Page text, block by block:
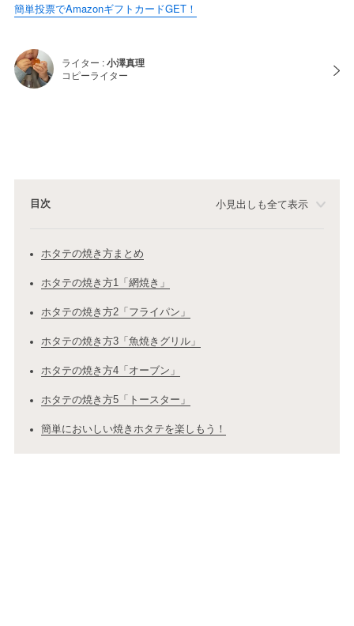
簡単投票でAmazonギフトカードGET！
ライター :小澤真理
コピーライター
目次 小見出しも全て表示
ホタテの焼き方まとめ
ホタテの焼き方1「網焼き」
ホタテの焼き方2「フライパン」
ホタテの焼き方3「魚焼きグリル」
ホタテの焼き方4「オーブン」
ホタテの焼き方5「トースター」
簡単においしい焼きホタテを楽しもう！